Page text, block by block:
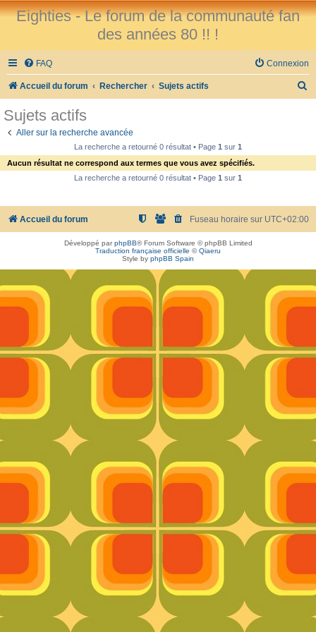
Eighties - Le forum de la communauté fan
des années 80 !! !
FAQ Connexion
Accueil du forum Rechercher Sujets actifs
e
Sujets actifs
Aller sur la recherche avancée
La recherche a retourné 0 résultat • Page 1 sur 1
Aucun résultat ne correspond aux termes que vous avez spécifiés.
La recherche a retourné 0 résultat • Page 1 sur 1
Accueil du forum Fuseau horaire sur UTC+02:00
Développé parphpBB® Forum Software © phpBB Limited
Traduction française officielle ©Qiaeru
Style by phpBB Spain